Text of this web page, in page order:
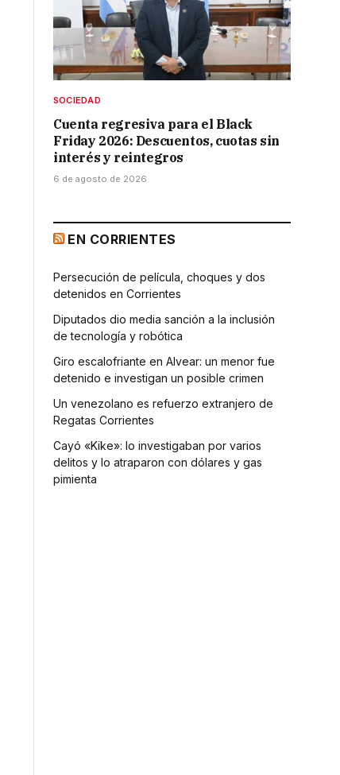
SOCIEDAD
Cuenta regresiva para el Black
Friday 2026: Descuentos, cuotas sin
interés y reintegros
6 de agosto de 2026
EN CORRIENTES
Persecución de película, choques y dos
detenidos en Corrientes
Diputados dio media sanción a la inclusión
de tecnología y robótica
Giro escalofriante en Alvear: un menor fue
detenido e investigan un posible crimen
Un venezolano es refuerzo extranjero de
Regatas Corrientes
Cayó «Kike»: lo investigaban por varios
delitos y lo atraparon con dólares y gas
pimienta